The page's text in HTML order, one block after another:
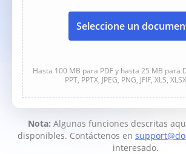
Seleccione un
Hasta 100 MB para PDF y hasta 25 MB para
PPT, PPTX, JPEG, PNG, JFIF, XLS,
Nota: Algunas funciones descritas
disponibles. Contáctenos en
interesado.